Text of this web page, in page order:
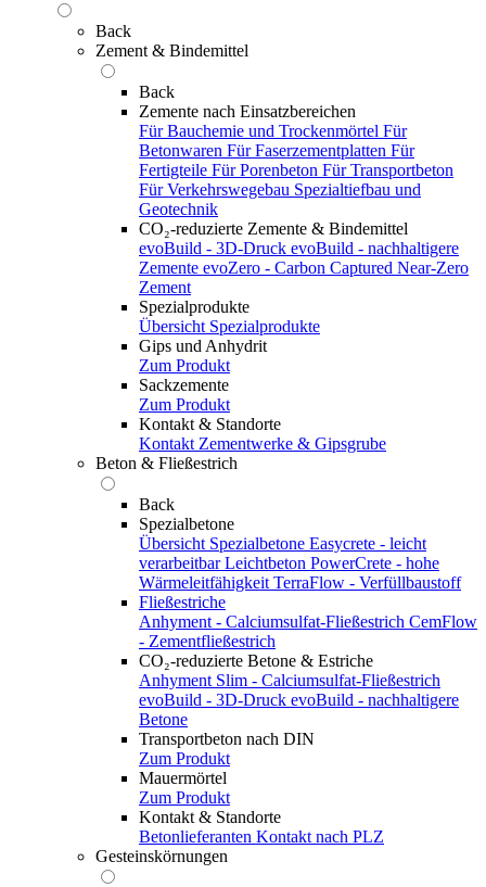
Back
Zement & Bindemittel
Back
Zemente nach Einsatzbereichen
Für Bauchemie und Trockenmörtel Für
Betonwaren Für Faserzementplatten Für
Fertigteile Für Porenbeton Für Transportbeton
Für Verkehrswegebau Spezialtiefbau und
Geotechnik
CO₂-reduzierte Zemente & Bindemittel
evoBuild - 3D-Druck evoBuild - nachhaltigere
Zemente evoZero - Carbon Captured Near-Zero
Zement
Spezialprodukte
Übersicht Spezialprodukte
Gips und Anhydrit
Zum Produkt
Sackzemente
Zum Produkt
Kontakt & Standorte
Kontakt Zementwerke & Gipsgrube
Beton & Fließestrich
Back
Spezialbetone
Übersicht Spezialbetone Easycrete - leicht
verarbeitbar Leichtbeton PowerCrete - hohe
Wärmeleitfähigkeit TerraFlow - Verfüllbaustoff
Fließestriche
Anhyment - Calciumsulfat-Fließestrich CemFlow
- Zementfließestrich
CO₂-reduzierte Betone & Estriche
Anhyment Slim - Calciumsulfat-Fließestrich
evoBuild - 3D-Druck evoBuild - nachhaltigere
Betone
Transportbeton nach DIN
Zum Produkt
Mauermörtel
Zum Produkt
Kontakt & Standorte
Betonlieferanten Kontakt nach PLZ
Gesteinskörnungen